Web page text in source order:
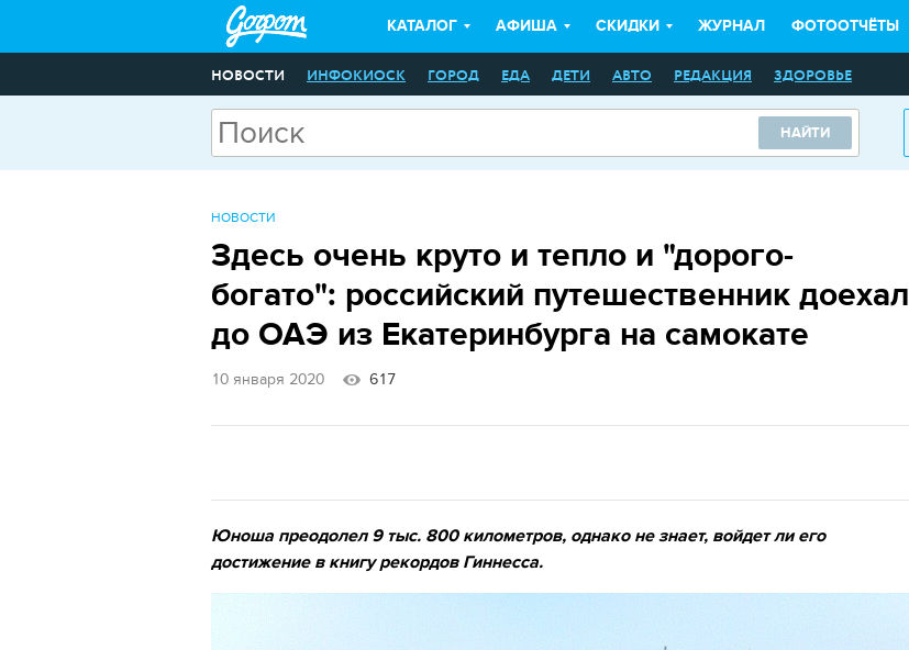
КАТАЛОГ АФИША СКИДКИ ЖУРНАЛ ФОТООТЧЁТЫ
НОВОСТИ ИНФОКИОСК ГОРОД ЕДА ДЕТИ АВТО РЕДАКЦИЯ ЗДОРОВЬЕ
НАЙТИ
НОВОСТИ
Здесь очень круто и тепло и "дорого-
богато": российский путешественник доехал
до ОАЭ из Екатеринбурга на самокате
10 января 2020 617
Юноша преодолел 9 тыс. 800 километров, однако не знает, войдет ли его
достижение в книгу рекордов Гиннеcса.